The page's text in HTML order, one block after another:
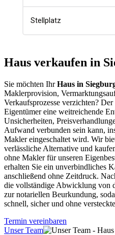
Haus verkaufen in
Sie möchten IhrHaus in
Maklerprovision,
Verkaufsprozesse verzichten?
Eigentümer eine weitreichende
Unsicherheiten,
Aufwand verbunden sein kann,
Makler eingeschaltet wird. Wir
verlässliche Alternative und
ohne Makler für unseren
erhalten Sie ein unverbindliches
anschließend ohne Zeitdruck.
die vollständige Abwicklung von
zur notariellen Beurkundung,
schnell, sicher und ohne
Termin vereinbaren
Unser Team